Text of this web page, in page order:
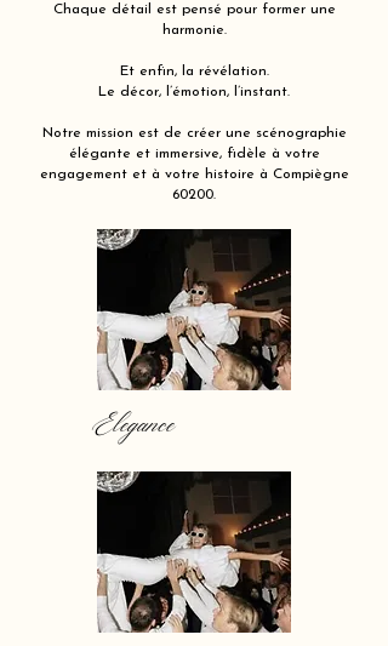
Chaque détail est pensé pour former une
harmonie.
Et enfin, la révélation.
Le décor, l’émotion, l’instant.
Notre mission est de créer une scénographie
élégante et immersive, fidèle à votre
engagement et à votre histoire à Compiègne
60200.
Elegance